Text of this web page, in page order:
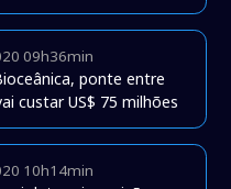
09h36min
ponte entre
custar US$ 75 milhões
10h14min